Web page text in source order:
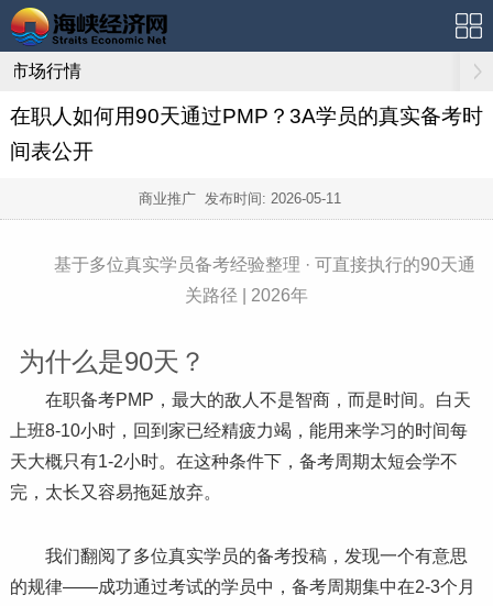
市场行情
在职人如何用90天通过PMP？3A学员的真实备考时
间表公开
商业推广 发布时间: 2026-05-11
基于多位真实学员备考经验整理 · 可直接执行的90天通
关路径 | 2026年
为什么是90天？
在职备考PMP，最大的敌人不是智商，而是时间。白天
上班8-10小时，回到家已经精疲力竭，能用来学习 的时间每
天大概只有1-2小时。在这种条件下，备考周期太短会学不
完，太长又容易拖延放弃。
我们翻阅了多位真实学员的备考投稿，发现一个有意思
的规律——成功通过考试的学员中，备考周期集中在2-3个月